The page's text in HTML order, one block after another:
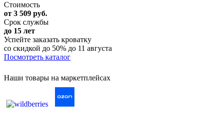
Стоимость
от 3 509 руб.
Срок службы
до 15 лет
Успейте заказать кроватку
со скидкой до 50% до 11 августа
Посмотреть каталог
Наши товары на маркетплейсах